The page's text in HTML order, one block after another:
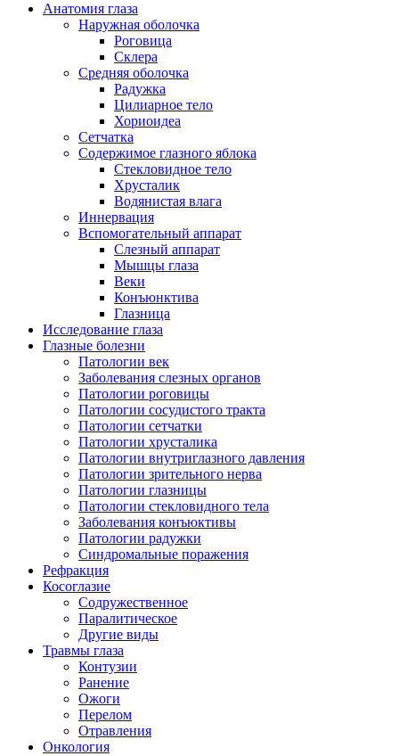
Анатомия глаза
Наружная оболочка
Роговица
Склера
Средняя оболочка
Радужка
Цилиарное тело
Хориоидеа
Сетчатка
Содержимое глазного яблока
Стекловидное тело
Хрусталик
Водянистая влага
Иннервация
Вспомогательный аппарат
Слезный аппарат
Мышцы глаза
Веки
Конъюнктива
Глазница
Исследование глаза
Глазные болезни
Патологии век
Заболевания слезных органов
Патологии роговицы
Патологии сосудистого тракта
Патологии сетчатки
Патологии хрусталика
Патологии внутриглазного давления
Патологии зрительного нерва
Патологии глазницы
Патологии стекловидного тела
Заболевания конъюктивы
Патологии радужки
Синдромальные поражения
Рефракция
Косоглазие
Содружественное
Паралитическое
Другие виды
Травмы глаза
Контузии
Ранениe
Ожоги
Перелом
Отравления
Онкология